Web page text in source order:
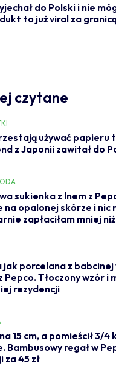
do Polski i nie
to już viral za
czytane
używać
z Japonii zawitał do
sukienka z lnem z
na opalonej skórze i nic
zapłaciłam mniej
jak porcelana z
Tłoczony wzór i
rezydencji
15 cm, a pomieścił 3/
Bambusowy regał w
za 45 zł